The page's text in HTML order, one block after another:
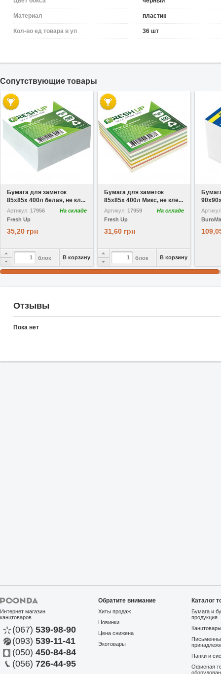
Материал пластик
Кол-во ед товара в уп 36 шт
Cопутствующие товары
Бумага для заметок
85х85х 400л белая, не кл...
Артикул: 17956
На складе
Fresh Up
35,20 грн
блок В корзину
Бумага для заметок
85х85х 400л Микс, не кле...
Артикул: 17959
На складе
Fresh Up
31,60 грн
блок В корзину
Отзывы
Пока нет
Интернет магазин
канцтоваров
(067) 539-98-90
(093) 539-11-41
(050) 450-84-84
(056) 726-44-95
Обратите внимание
Хиты продаж
Новинки
Цена снижена
Экотовары
Каталог
Бумага и
продукция
Папки и
Офисная